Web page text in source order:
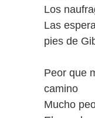
Los
Las
pies de
Peor que
camino
Mucho